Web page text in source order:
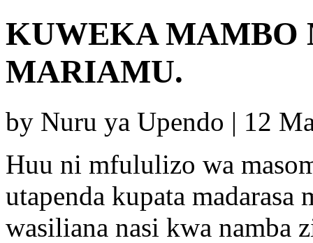
KUWEKA MAMBO
MARIAMU.
by Nuru ya Upendo | 12
Huu ni mfululizo wa
utapenda kupata
wasiliana nasi kwa namba